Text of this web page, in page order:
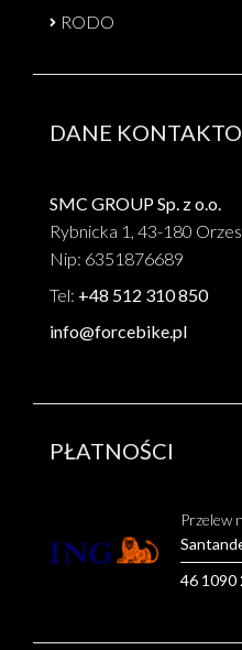
RODO
DANE
SMC GROUP Sp. z o.o.
Rybnicka 1, 43-180
Nip: 6351876689
Tel: +48 512 310 850
info@forcebike.pl
PŁATNOŚCI
Przelew
46 1090